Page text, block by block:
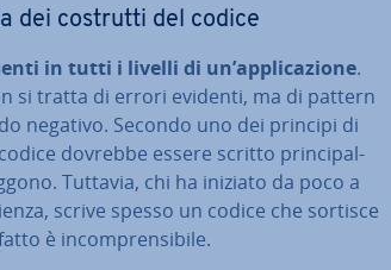
dei costrutti del codice
in tutti i livelli di un’ap­pli­ca­zio­ne.
si tratta di errori evidenti, ma di pattern
negativo. Secondo uno dei principi di
dovrebbe essere scritto prin­ci­pal­
Tuttavia, chi ha iniziato da poco a
scrive spesso un codice che sortisce
è in­com­pren­si­bi­le.